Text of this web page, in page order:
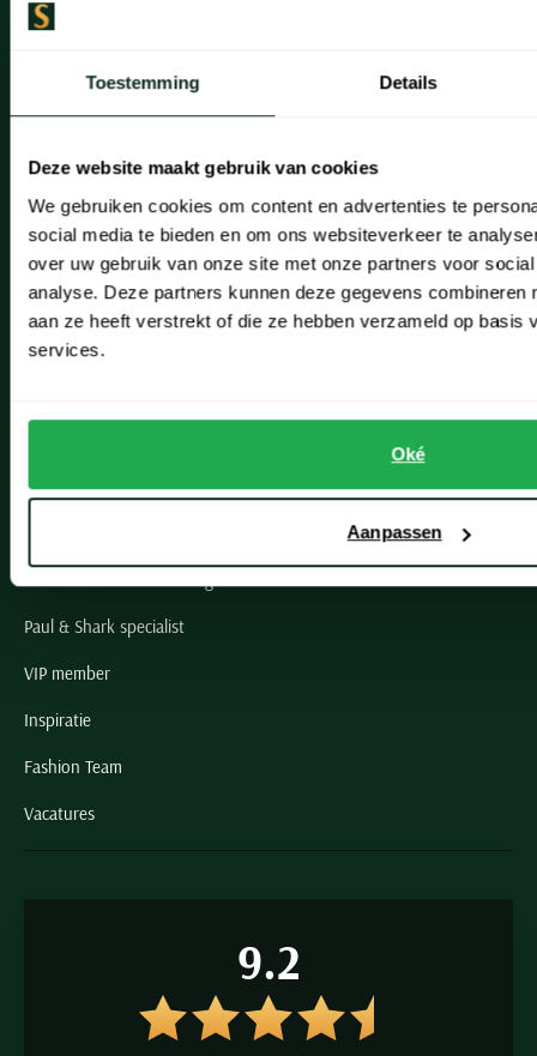
Toestemming Details
Deze website maakt gebruik van cookies
We gebruiken cookies om content en advertenties te
social media te bieden en om ons websiteverkeer te
over uw gebruik van onze site met onze partners voor
analyse. Deze partners kunnen deze gegevens combineren
aan ze heeft verstrekt of die ze hebben verzameld op basis
services.
Oké
Aanpassen
Artikelonderhoud
Onze winkels
Heemstede
Hillegom
Leiderdorp
Lisse
Paul & Shark specialist
VIP member
Inspiratie
Fashion Team
Vacatures
9.2